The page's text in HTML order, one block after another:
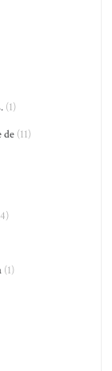
(1)
de (11)
(1)